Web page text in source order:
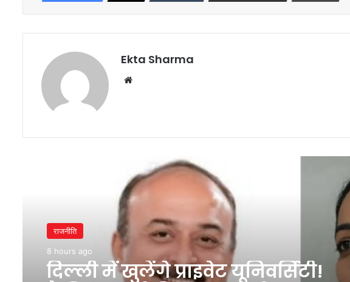
Ekta Sharma
राजनीति
8 hours ago
दिल्ली में खुलेंगे प्राइवेट यूनिवर्सिटी!